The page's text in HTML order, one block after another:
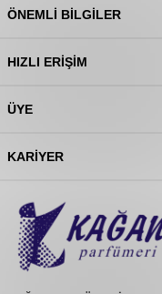
ÖNEMLI BILGILER
HIZLI ERIŞIM
ÜYE
KARIYER